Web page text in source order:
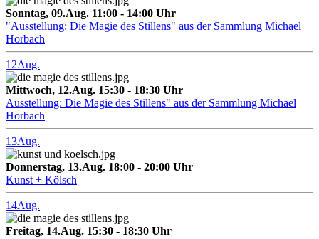
Sonntag, 09.Aug. 11:00 - 14:00 Uhr
"Ausstellung: Die Magie des Stillens" aus der Sammlung Michael
Horbach
12Aug.
Mittwoch, 12.Aug. 15:30 - 18:30 Uhr
Ausstellung: Die Magie des Stillens" aus der Sammlung Michael
Horbach
13Aug.
Donnerstag, 13.Aug. 18:00 - 20:00 Uhr
Kunst + Kölsch
14Aug.
Freitag, 14.Aug. 15:30 - 18:30 Uhr